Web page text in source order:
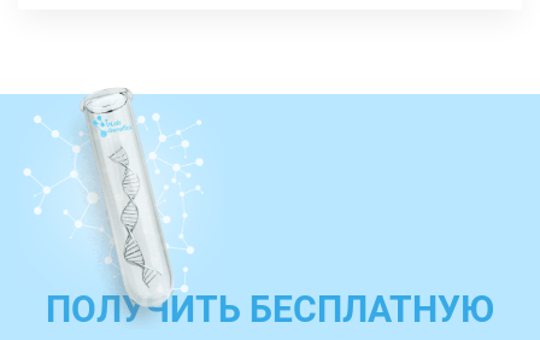
ПОЛУЧИТЬ БЕСПЛАТНУЮ